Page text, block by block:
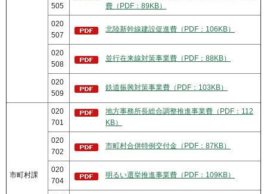
505
費（PDF：89KB）
020
507
北陸新幹線建設促進費（PDF：106KB）
020
508
並行在来線対策事業費（PDF：88KB）
020
509
鉄道振興対策事業費（PDF：103KB）
市町村課
020
701
地方事務所長総合調整推進事業費（PDF：112
KB）
020
702
市町村合併特例交付金（PDF：87KB）
020
704
明るい選挙推進事業費（PDF：109KB）